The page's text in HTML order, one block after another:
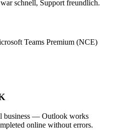
schnell, Support freundlich.
Teams Premium (NCE)
business — Outlook works
online without errors.